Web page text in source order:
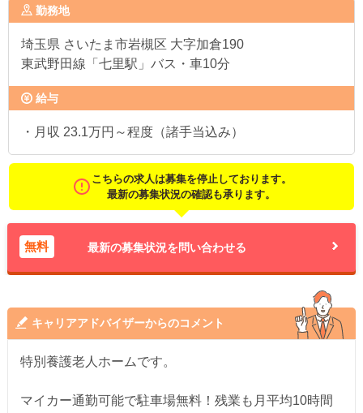
勤務地
埼玉県 さいたま市岩槻区 大字加倉190
東武野田線「七里駅」バス・車10分
給与
・月収 23.1万円～程度（諸手当込み）
こちらの求人は募集を停止しております。
最新の募集状況の確認も承ります。
無料 最新の募集状況を問い合わせる
キャリアアドバイザーからのコメント
特別養護老人ホームです。
マイカー通勤可能で駐車場無料！残業も月平均10時間